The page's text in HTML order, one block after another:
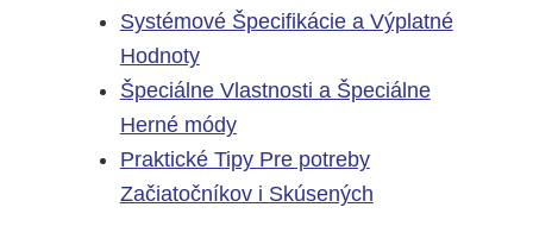
Systémové Špecifikácie a Výplatné
Hodnoty
Špeciálne Vlastnosti a Špeciálne
Herné módy
Praktické Tipy Pre potreby
Začiatočníkov i Skúsených